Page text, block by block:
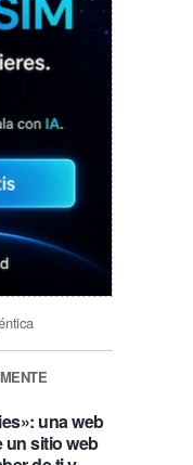
una web
un sitio web